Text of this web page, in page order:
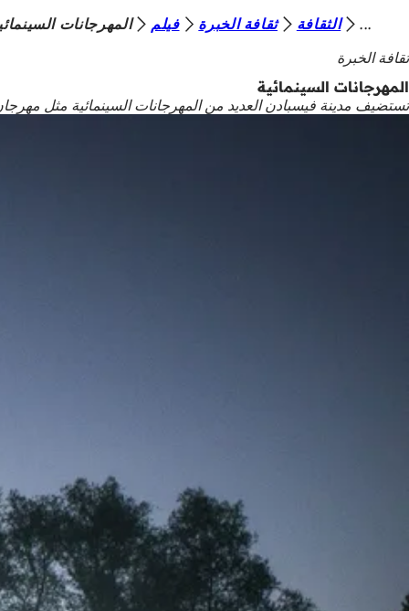
الانتقال إلى المحتوى
ن
ت
ه
الثقافة ثقافة الخبرة فيلم
المهرجانات
ثقافة الخبرة
المهرجانات السينمائية
تستضيف مدينة فيسبادن العديد من المهرجانات السينمائية مثل